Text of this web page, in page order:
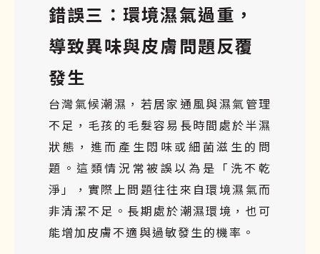
錯誤三：環境濕氣過重，
導致異味與皮膚問題反覆
發生
台灣氣候潮濕，若居家通風與濕氣管理
不足，毛孩的毛髮容易長時間處於半濕
狀態，進而產生悶味或細菌滋生的問
題。這類情況常被誤以為是「洗不乾
淨」，實際上問題往往來自環境濕氣而
非清潔不足。長期處於潮濕環境，也可
能增加皮膚不適與過敏發生的機率。